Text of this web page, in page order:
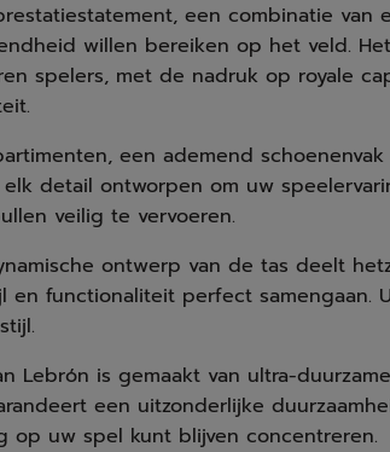
een combinatie van
willen bereiken op het veld.
spelers, met de nadruk op royale
een ademend
elk detail ontworpen om uw
veilig te vervoeren.
ontwerp van de tas deelt
en functionaliteit perfect samengaan.
Lebrón is gemaakt van ultra-
een uitzonderlijke
op uw spel kunt blijven concentreren.